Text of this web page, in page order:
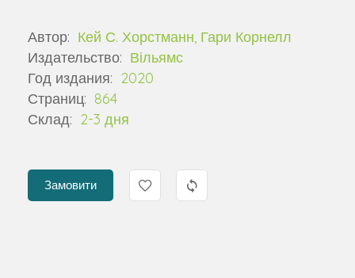
Автор: Кей С. Хорстманн, Гари Корнелл
Издательство: Вільямс
Год издания: 2020
Страниц: 864
Склад: 2-3 дня
Замовити